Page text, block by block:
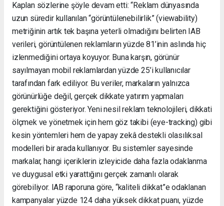
Kaplan sözlerine şöyle devam etti: “Reklam dünyasında
uzun süredir kullanılan “görüntülenebilirlik” (viewability)
metriğinin artık tek başına yeterli olmadığını belirten IAB
verileri, görüntülenen reklamların yüzde 81’inin aslında hiç
izlenmediğini ortaya koyuyor. Buna karşın, görünür
sayılmayan mobil reklamlardan yüzde 25’i kullanıcılar
tarafından fark ediliyor. Bu veriler, markaların yalnızca
görünürlüğe değil, gerçek dikkate yatırım yapmaları
gerektiğini gösteriyor. Yeni nesil reklam teknolojileri, dikkati
ölçmek ve yönetmek için hem göz takibi (eye-tracking) gibi
kesin yöntemleri hem de yapay zekâ destekli olasılıksal
modelleri bir arada kullanıyor. Bu sistemler sayesinde
markalar, hangi içeriklerin izleyicide daha fazla odaklanma
ve duygusal etki yarattığını gerçek zamanlı olarak
görebiliyor. IAB raporuna göre, “kaliteli dikkat”e odaklanan
kampanyalar yüzde 124 daha yüksek dikkat puanı, yüzde